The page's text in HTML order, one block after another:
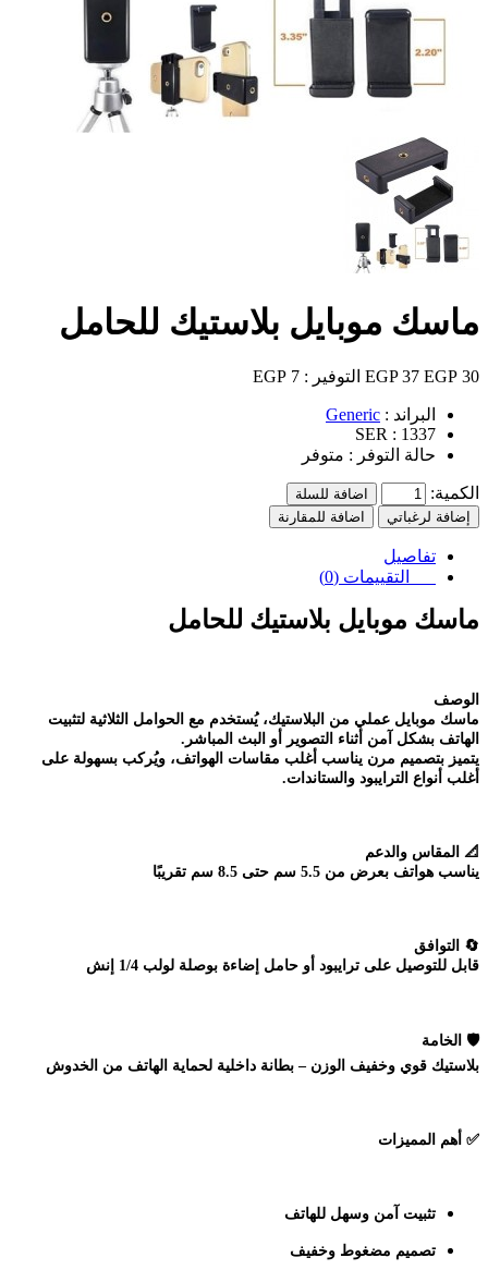
ماسك موبايل بلاستيك للحامل
30 EGP
37 EGP التوفير : 7 EGP
البراند : Generic
SER : 1337
حالة التوفر : متوفر
الكمية:
اضافة للسلة
إضافة لرغباتي
اضافة للمقارنة
تفاصيل
التقييمات (0)
ماسك موبايل بلاستيك للحامل
الوصف
ماسك موبايل عملي من البلاستيك، يُستخدم مع الحوامل الثلاثية لتثبيت
الهاتف بشكل آمن أثناء التصوير أو البث المباشر.
يتميز بتصميم مرن يناسب أغلب مقاسات الهواتف، ويُركب بسهولة على
أغلب أنواع الترايبود والستاندات.
📐 المقاس والدعم
يناسب هواتف بعرض من 5.5 سم حتى 8.5 سم تقريبًا
🔄 التوافق
قابل للتوصيل على ترايبود أو حامل إضاءة بوصلة لولب 1/4 إنش
🛡️ الخامة
بلاستيك قوي وخفيف الوزن – بطانة داخلية لحماية الهاتف من الخدوش
✅ أهم المميزات
تثبيت آمن وسهل للهاتف
تصميم مضغوط وخفيف